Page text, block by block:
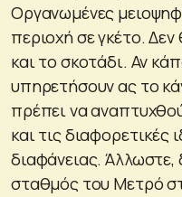
Οργανωμένες
περιοχή σε γκέτο.
και το σκοτάδι. Αν
υπηρετήσουν ας το
πρέπει να
και τις
διαφάνειας. Άλλωστε,
σταθμός του Μετρό